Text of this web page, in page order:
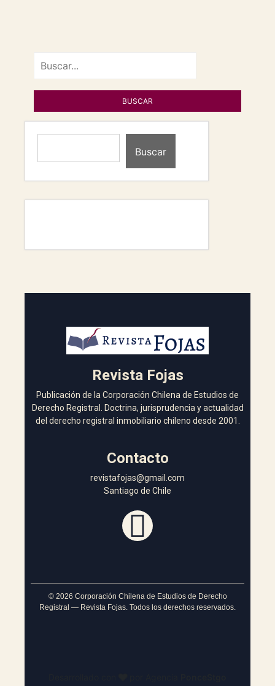
Buscar
Revista Fojas
Publicación de la Corporación Chilena de Estudios de
Derecho Registral. Doctrina, jurisprudencia y actualidad
del derecho registral inmobiliario chileno desde 2001.
Contacto
revistafojas@gmail.com
Santiago de Chile
© 2026 Corporación Chilena de Estudios de Derecho
Registral — Revista Fojas. Todos los derechos reservados.